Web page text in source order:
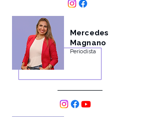
Mercedes
Magnano
Periodista